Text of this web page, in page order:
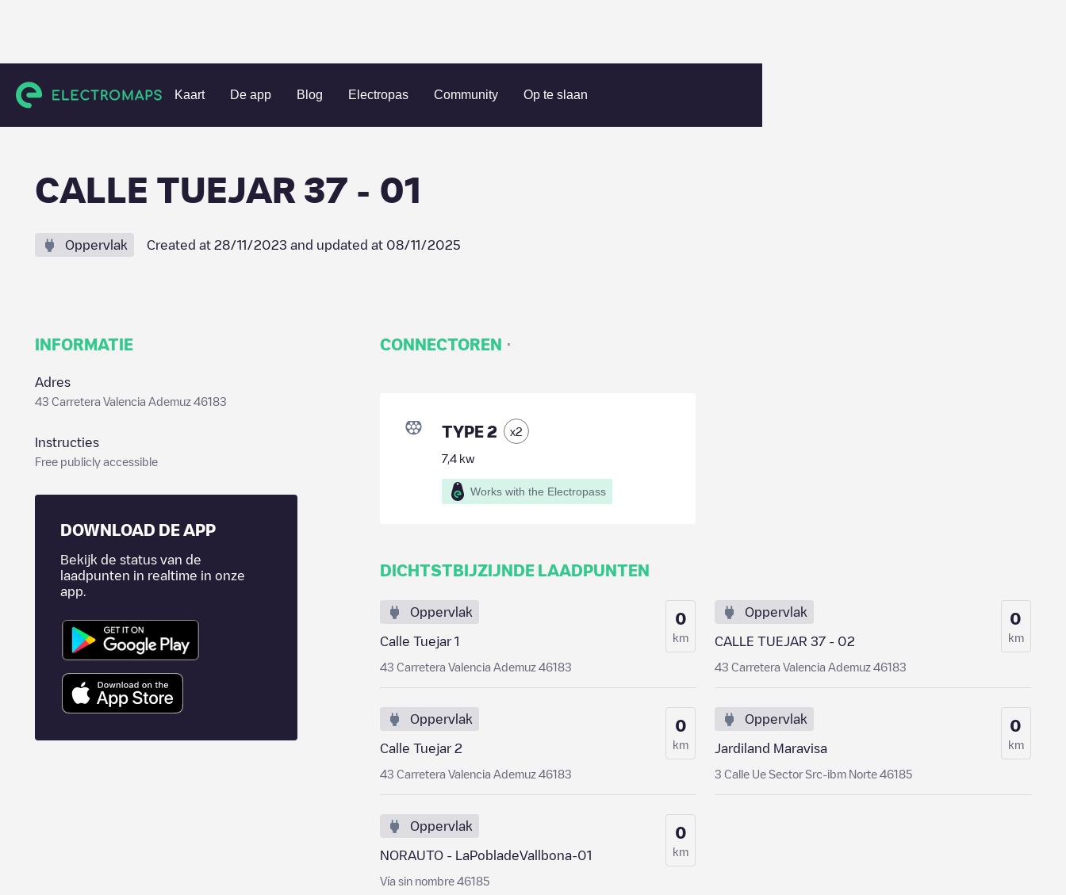
Kaart De app Blog Electropas Community Op te slaan
Charging stations Spanje Valencia La Eliana CALLE TUEJAR 37 - 01
CALLE TUEJAR 37 - 01
Oppervlak Created at 28/11/2023 and updated at 08/11/2025
INFORMATIE
Adres
43 Carretera Valencia Ademuz 46183
Instructies
Free publicly accessible
DOWNLOAD DE APP
Bekijk de status van de
laadpunten in realtime in onze
app.
CONNECTOREN ·
TYPE 2 x2
7,4kw
Works with the Electropass
DICHTSTBIJZIJNDE LAADPUNTEN
Oppervlak
Calle Tuejar 1
43 Carretera Valencia Ademuz 46183
0
km
Oppervlak
CALLE TUEJAR 37 - 02
43 Carretera Valencia Ademuz 46183
0
km
Oppervlak
Calle Tuejar 2
43 Carretera Valencia Ademuz 46183
0
km
Oppervlak
Jardiland Maravisa
3 Calle Ue Sector Src-ibm Norte 46185
0
km
Oppervlak
NORAUTO - LaPobladeVallbona-01
Vía sin nombre 46185
0
km